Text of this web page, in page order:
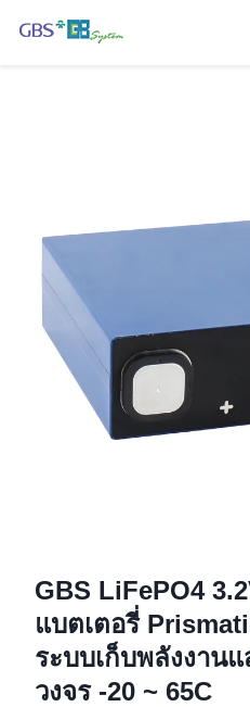
GBS LiFePO4
แบตเตอรี่
ระบบเก็บพลังงาน
วงจร -20 ~ 65C